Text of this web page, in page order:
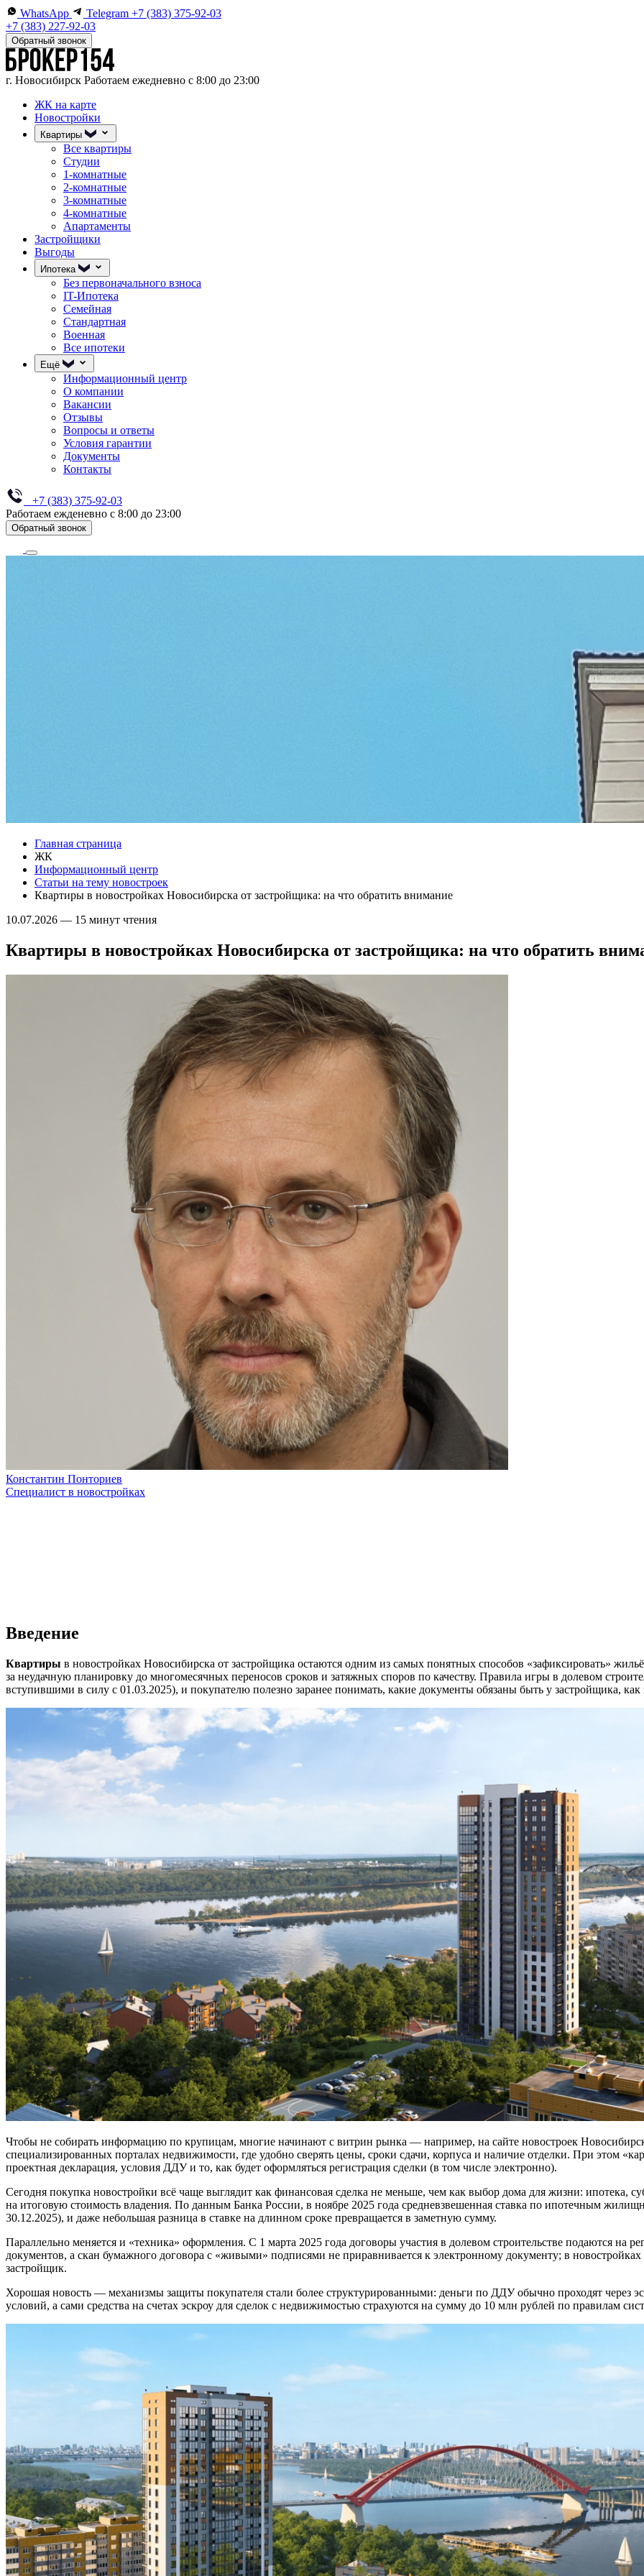
WhatsApp Telegram +7 (383) 375-92-03
+7 (383) 227-92-03
Обратный звонок
г. Новосибирск Работаем ежедневно с 8:00 до 23:00
ЖК на карте
Новостройки
Квартиры
Все квартиры
Студии
1-комнатные
2-комнатные
3-комнатные
4-комнатные
Апартаменты
Застройщики
Выгоды
Ипотека
Без первоначального взноса
IT-Ипотека
Семейная
Стандартная
Военная
Все ипотеки
Ещё
Информационный центр
О компании
Вакансии
Отзывы
Вопросы и ответы
Условия гарантии
Документы
Контакты
+7 (383) 375-92-03
Работаем ежденевно с 8:00 до 23:00
Обратный звонок
Главная страница
ЖК
Информационный центр
Статьи на тему новостроек
Квартиры в новостройках Новосибирска от застройщика: на что обратить внимание
10.07.2026 — 15 минут чтения
Квартиры в новостройках Новосибирска от застройщика: на что обратить
Константин Понториев
Специалист в новостройках
Введение
Квартиры в новостройках Новосибирска от застройщика остаются одним из самых понятных способов «зафиксировать»
за неудачную планировку до многомесячных переносов сроков и затяжных споров по качеству. Правила игры в долевом
вступившими в силу с 01.03.2025), и покупателю полезно заранее понимать, какие документы обязаны быть у застройщика,
Чтобы не собирать информацию по крупицам, многие начинают с витрин рынка — например, на сайте новостроек
специализированных порталах недвижимости, где удобно сверять цены, сроки сдачи, корпуса и наличие отделки. При этом
проектная декларация, условия ДДУ и то, как будет оформляться регистрация сделки (в том числе электронно).
Сегодня покупка новостройки всё чаще выглядит как финансовая сделка не меньше, чем как выбор дома для жизни: ипотека,
на итоговую стоимость владения. По данным Банка России, в ноябре 2025 года средневзвешенная ставка по ипотечным
30.12.2025), и даже небольшая разница в ставке на длинном сроке превращается в заметную сумму.
Параллельно меняется и «техника» оформления. С 1 марта 2025 года договоры участия в долевом строительстве подаются на
документов, а скан бумажного договора с «живыми» подписями не приравнивается к электронному документу; в
застройщик.
Хорошая новость — механизмы защиты покупателя стали более структурированными: деньги по ДДУ обычно проходят через
условий, а сами средства на счетах эскроу для сделок с недвижимостью страхуются на сумму до 10 млн рублей по правилам